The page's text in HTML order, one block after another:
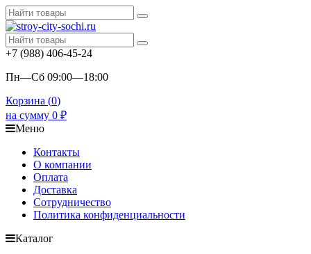
+7 (988) 406-45-24
Пн—Сб 09:00—18:00
Корзина (0)
на сумму 0 ₽
Меню
Контакты
О компании
Оплата
Доставка
Сотрудничество
Политика конфиденциальности
Каталог